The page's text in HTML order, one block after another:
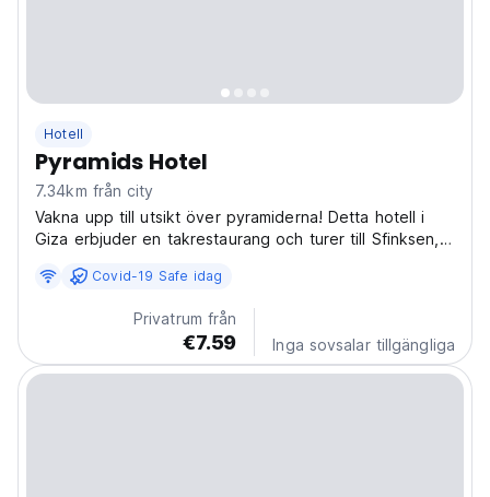
Hotell
Pyramids Hotel
7.34km från city
Vakna upp till utsikt över pyramiderna! Detta hotell i
Giza erbjuder en takrestaurang och turer till Sfinksen,
(Auto-translated from original language)
Covid-19 Safe idag
Privatrum från
€7.59 Inga sovsalar tillgängliga